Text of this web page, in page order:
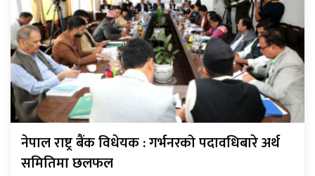
नेपाल राष्ट्र बैंक विधेयक : गर्भनरको पदावधिबारे अर्थ
समितिमा छलफल